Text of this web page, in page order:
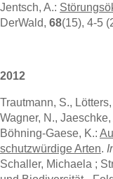
Jentsch, A.:
DerWald, 68(15), 4-5
2012
Trautmann, S.,
Wagner, N.,
Böhning-Gaese, K.:
schutzwürdige Arten.
Schaller, Michaela ;